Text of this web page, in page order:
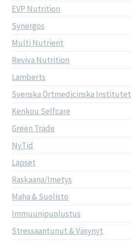
EVP Nutrition
Synergos
Multi Nutrient
Reviva Nutrition
Lamberts
Svenska Örtmedicinska Institutet
Kenkou Selfcare
Green Trade
NyTid
Lapset
Raskaana/Imetys
Maha & Suolisto
Immuunipuolustus
Stressaantunut & Väsynyt